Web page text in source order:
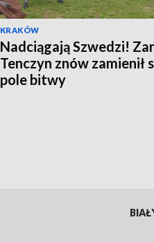
KRAKÓW
Nadciągają Szwedzi!
Tenczyn znów zamienił
pole bitwy